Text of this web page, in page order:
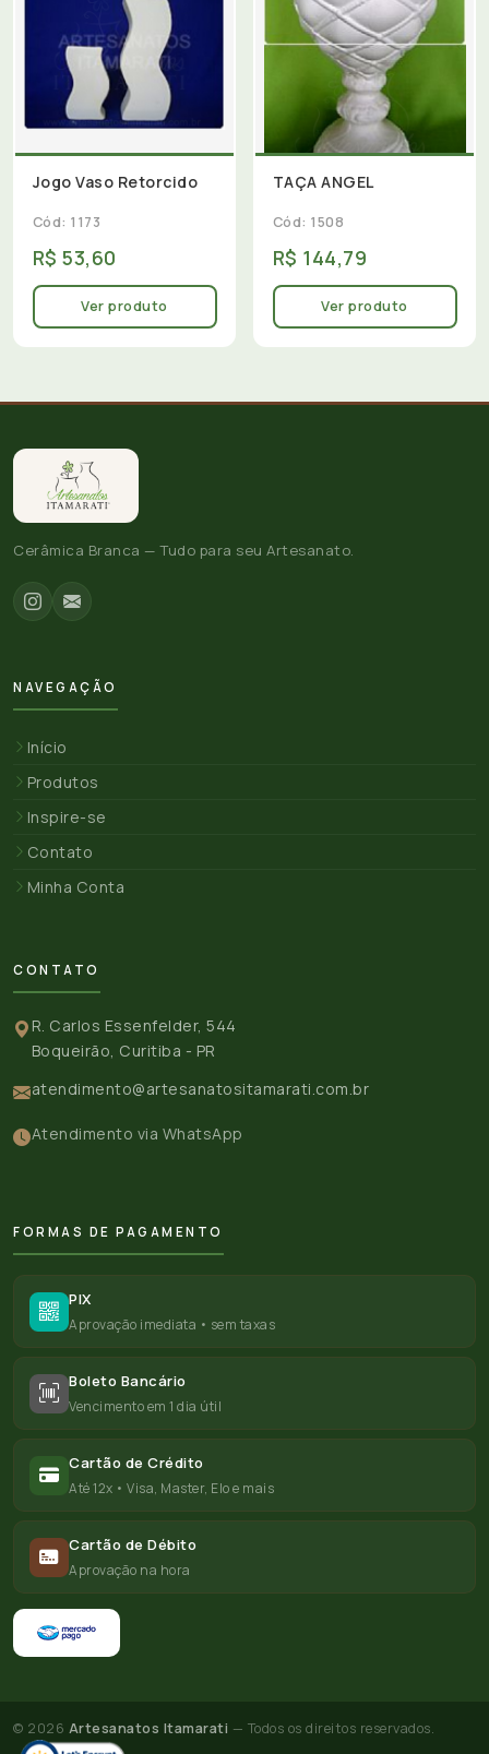
Jogo Vaso Retorcido
Cód: 1173
R$ 53,60
Ver produto
TAÇA ANGEL
Cód: 1508
R$ 144,79
Ver produto
Cerâmica Branca — Tudo para seu Artesanato.
NAVEGAÇÃO
Início
Produtos
Inspire-se
Contato
Minha Conta
CONTATO
R. Carlos Essenfelder, 544
Boqueirão, Curitiba - PR
atendimento@artesanatositamarati.com.br
Atendimento via WhatsApp
FORMAS DE PAGAMENTO
PIX
Aprovação imediata • sem taxas
Boleto Bancário
Vencimento em 1 dia útil
Cartão de Crédito
Até 12x • Visa, Master, Elo e mais
Cartão de Débito
Aprovação na hora
© 2026 Artesanatos Itamarati — Todos os direitos reservados.